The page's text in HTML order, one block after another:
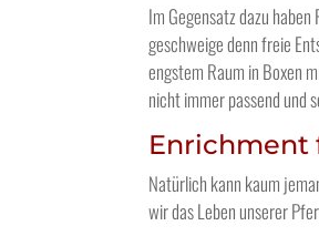
Im Gegensatz dazu
geschweige denn freie
engstem Raum in Boxen
nicht immer passend und
Enrichment
Natürlich kann kaum
wir das Leben unserer